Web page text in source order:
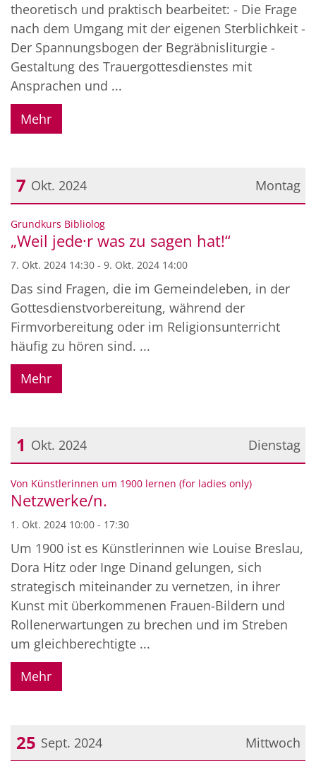
theoretisch und praktisch bearbeitet: - Die Frage
nach dem Umgang mit der eigenen Sterblichkeit -
Der Spannungsbogen der Begräbnisliturgie -
Gestaltung des Trauergottesdienstes mit
Ansprachen und ...
Mehr
Montag
7 Okt. 2024
Datum: 7. Oktober 2024
Grundkurs Bibliolog:
„Weil jede·r was zu sagen hat!“
7. Okt. 2024 14:30 - 9. Okt. 2024 14:00
Das sind Fragen, die im Gemeindeleben, in der
Gottesdienstvorbereitung, während der
Firmvorbereitung oder im Religionsunterricht
häufig zu hören sind. ...
Mehr
Dienstag
1 Okt. 2024
Datum: 1. Oktober 2024
Von Künstlerinnen um 1900 lernen (for ladies only):
Netzwerke/n.
1. Okt. 2024 10:00 - 17:30
Um 1900 ist es Künstlerinnen wie Louise Breslau,
Dora Hitz oder Inge Dinand gelungen, sich
strategisch miteinander zu vernetzen, in ihrer
Kunst mit überkommenen Frauen-Bildern und
Rollenerwartungen zu brechen und im Streben
um gleichberechtigte ...
Mehr
Mittwoch
25 Sept. 2024